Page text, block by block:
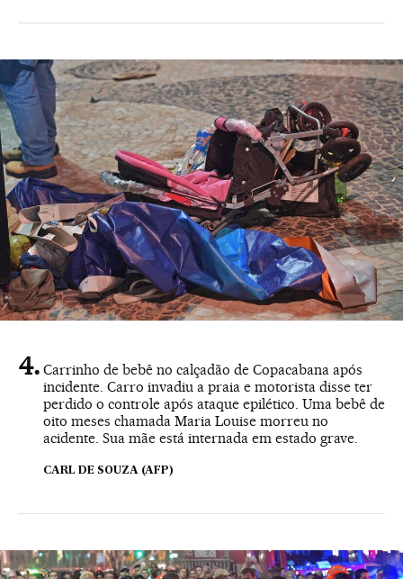
Carrinho de bebê no calçadão de Copacabana após
incidente. Carro invadiu a praia e motorista disse ter
perdido o controle após ataque epilético. Uma bebê de
oito meses chamada Maria Louise morreu no
acidente. Sua mãe está internada em estado grave.
CARL DE SOUZA (AFP)